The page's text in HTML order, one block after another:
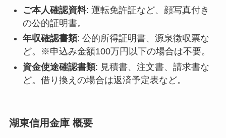
ご本人確認資料: 運転免許証など、顔写真付き
の公的証明書。
年収確認書類: 公的所得証明書、源泉徴収票な
ど。※申込み金額100万円以下の場合は不要。
資金使途確認書類: 見積書、注文書、請求書な
ど。借り換えの場合は返済予定表など。
湖東信用金庫 概要